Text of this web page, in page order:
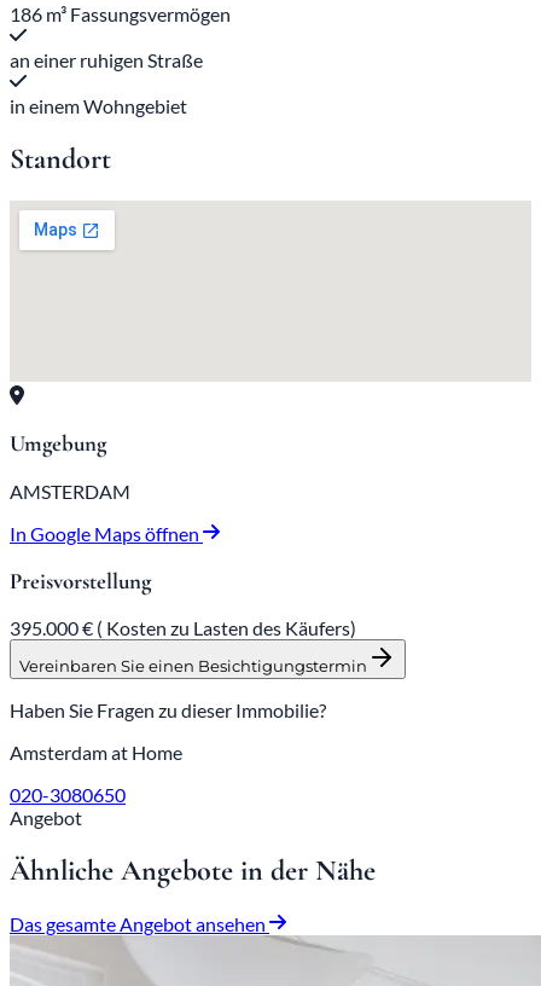
186 m³ Fassungsvermögen
an einer ruhigen Straße
in einem Wohngebiet
Standort
Umgebung
AMSTERDAM
In Google Maps öffnen
Preisvorstellung
395.000 € ( Kosten zu Lasten des Käufers)
Vereinbaren Sie einen Besichtigungstermin
Haben Sie Fragen zu dieser Immobilie?
Amsterdam at Home
020-3080650
Angebot
Ähnliche Angebote in der Nähe
Das gesamte Angebot ansehen